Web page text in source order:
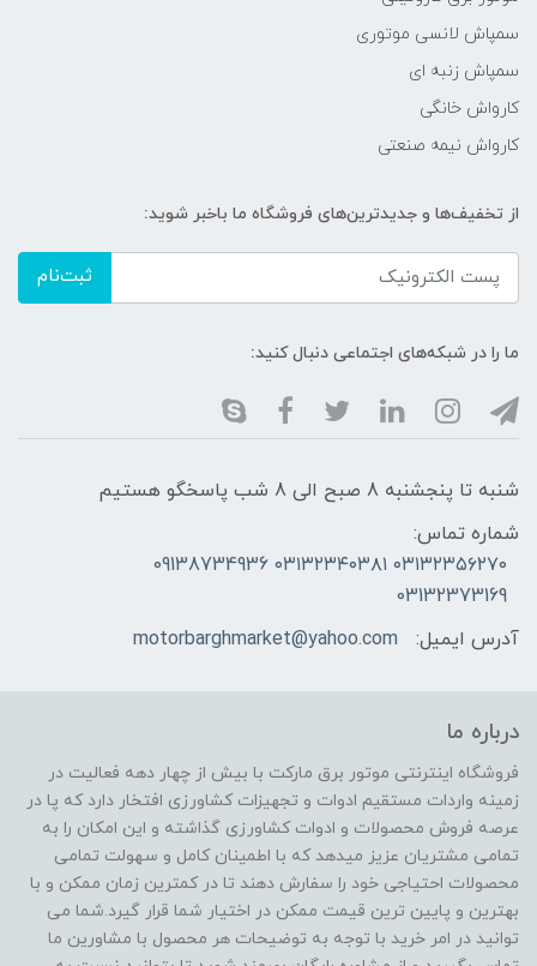
سمپاش لانسی موتوری
سمپاش زنبه ای
کارواش خانگی
کارواش نیمه صنعتی
از تخفیف‌ها و جدیدترین‌های فروشگاه ما باخبر شوید:
ثبت‌نام
ما را در شبکه‌های اجتماعی دنبال کنید:
شنبه تا پنجشنبه 8 صبح الی 8 شب پاسخگو هستیم
شماره تماس:
۰۳۱۳۲۳۵۶۲۷۰ ۰۳۱۳۲۳۴۰۳۸۱ 09138734936
03132373169
آدرس ایمیل:
motorbarghmarket@yahoo.com
درباره ما
فروشگاه اینترنتی موتور برق مارکت با بیش از چهار دهه فعالیت در
زمینه واردات مستقیم ادوات و تجهیزات کشاورزی افتخار دارد که پا در
عرصه فروش محصولات و ادوات کشاورزی گذاشته و این امکان را به
تمامی مشتریان عزیز میدهد که با اطمینان کامل و سهولت تمامی
محصولات احتیاجی خود را سفارش دهند تا در کمترین زمان ممکن و با
بهترین و پایین ترین قیمت ممکن در اختیار شما قرار گیرد.شما می
توانید در امر خرید با توجه به توضیحات هر محصول با مشاورین ما